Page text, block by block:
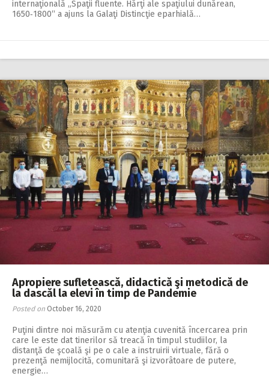
2011
internaţională „Spaţii fluente. Hărţi ale spaţiului dunărean,
1650‑1800“ a ajuns la Galaţi Distincţie eparhială…
Apropiere sufletească, didactică şi metodică de
la dascăl la elevi în timp de Pandemie
Posted on October 16, 2020
Puţini dintre noi măsurăm cu atenţia cuvenită încercarea prin
care le este dat tinerilor să treacă în timpul studiilor, la
distanţă de şcoală şi pe o cale a instruirii virtuale, fără o
prezenţă nemijlocită, comunitară şi izvorâtoare de putere,
energie…